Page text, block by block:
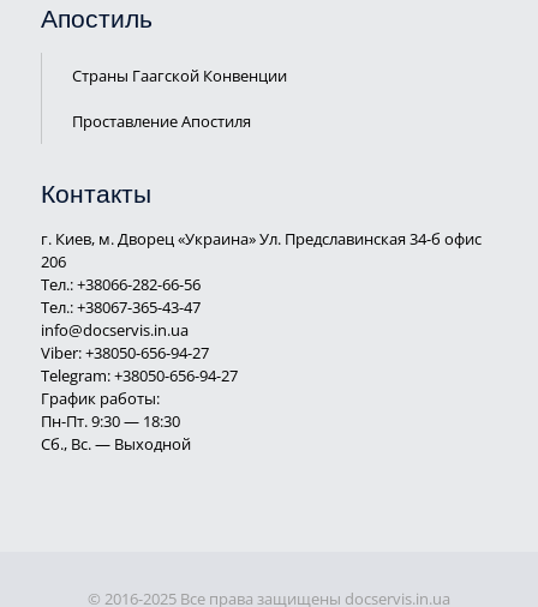
Апостиль
Страны Гаагской Конвенции
Проставление Апостиля
Контакты
г. Киев, м. Дворец «Украина» Ул. Предславинская 34-б офис
206
Тел.:+38066-282-66-56
Тел.:+38067-365-43-47
info@docservis.in.ua
Viber: +38050-656-94-27
Telegram: +38050-656-94-27
График работы:
Пн-Пт. 9:30 — 18:30
Сб., Вс. — Выходной
© 2016-2025 Все права защищены docservis.in.ua